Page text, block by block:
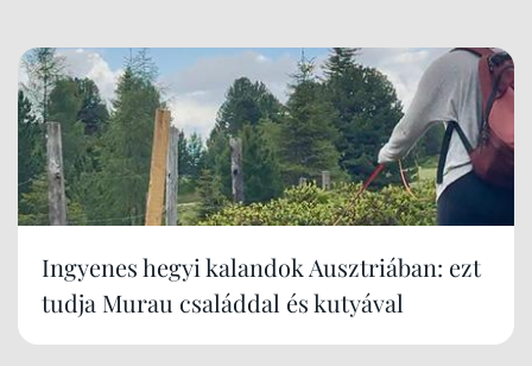
Ingyenes hegyi kalandok Ausztriában: ezt
tudja Murau családdal és kutyával